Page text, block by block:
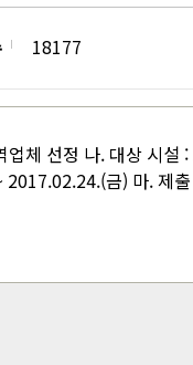
18177
체 선정 나. 대상 시설 :
금) 마. 제